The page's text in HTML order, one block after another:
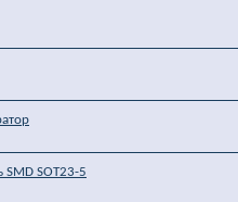
SMD SOT23-5